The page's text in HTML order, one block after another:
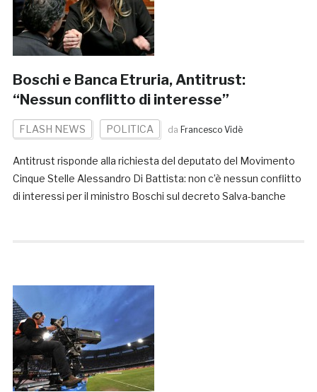
Boschi e Banca Etruria, Antitrust:
“Nessun conflitto di interesse”
FLASH NEWS POLITICA da Francesco Vidè
Antitrust risponde alla richiesta del deputato del Movimento
Cinque Stelle Alessandro Di Battista: non c’è nessun conflitto
di interessi per il ministro Boschi sul decreto Salva-banche